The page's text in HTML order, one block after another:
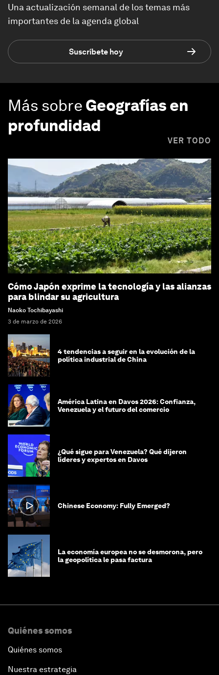
Una actualización semanal de los temas más
importantes de la agenda global
Suscríbete hoy
Más sobre Geografías en
profundidad
VER TODO
Cómo Japón exprime la tecnología y las alianzas
para blindar su agricultura
Naoko Tochibayashi
3 de marzo de 2026
4 tendencias a seguir en la evolución de la
política industrial de China
América Latina en Davos 2026: Confianza,
Venezuela y el futuro del comercio
¿Qué sigue para Venezuela? Qué dijeron
líderes y expertos en Davos
Chinese Economy: Fully Emerged?
La economía europea no se desmorona, pero
la geopolítica le pasa factura
Quiénes somos
Quiénes somos
Nuestra estrategia